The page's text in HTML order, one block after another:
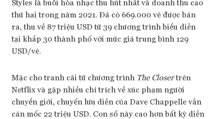
thứ hai trong năm 2021. Đã có 669.000 vé được bán
ra, thu về 87 triệu USD từ 39 chương trình biểu diễn
tại khắp 30 thành phố với mức giá trung bình 129
USD/vé.
Mặc cho tranh cãi từ chương trình The Closertrên
Netflix và gặp nhiều chỉ trích về xúc phạm người
chuyển giới, chuyến lưu diễn của Dave Chappelle vẫn
cán mốc 22 triệu USD. Con số này cao hơn bất kỳ diễn